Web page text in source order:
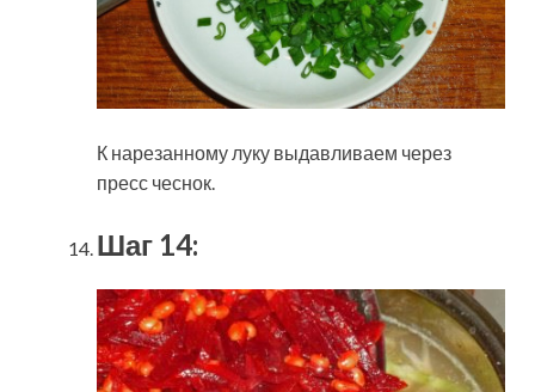
К нарезанному луку выдавливаем через
пресс чеснок.
Шаг 14: